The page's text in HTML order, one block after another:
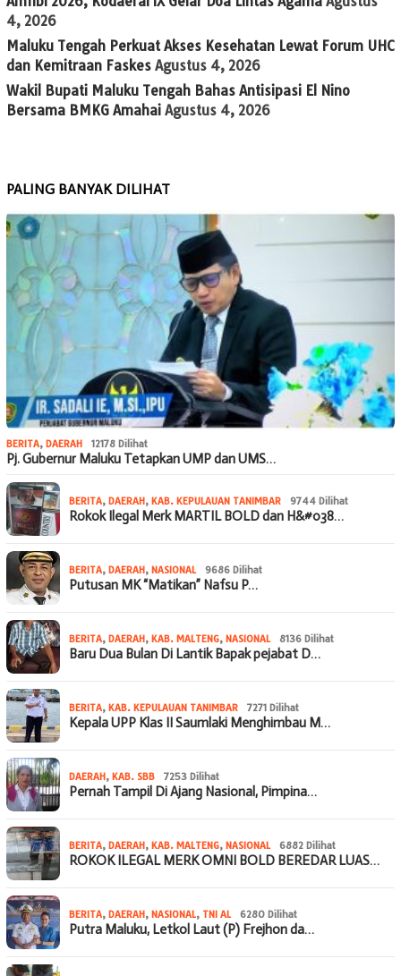
4, 2026
Maluku Tengah Perkuat Akses Kesehatan Lewat Forum UHC
dan Kemitraan Faskes Agustus 4, 2026
Wakil Bupati Maluku Tengah Bahas Antisipasi El Nino
Bersama BMKG Amahai Agustus 4, 2026
PALING BANYAK DILIHAT
BERITA, DAERAH 12178 Dilihat
Pj. Gubernur Maluku Tetapkan UMP dan UMS…
BERITA, DAERAH, KAB. KEPULAUAN TANIMBAR 9744 Dilihat
Rokok Ilegal Merk MARTIL BOLD dan H&#038…
BERITA, DAERAH, NASIONAL 9686 Dilihat
Putusan MK “Matikan” Nafsu P…
BERITA, DAERAH, KAB. MALTENG, NASIONAL 8136 Dilihat
Baru Dua Bulan Di Lantik Bapak pejabat D…
BERITA, KAB. KEPULAUAN TANIMBAR 7271 Dilihat
Kepala UPP Klas II Saumlaki Menghimbau M…
DAERAH, KAB. SBB 7253 Dilihat
Pernah Tampil Di Ajang Nasional, Pimpina…
BERITA, DAERAH, KAB. MALTENG, NASIONAL 6882 Dilihat
ROKOK ILEGAL MERK OMNI BOLD BEREDAR LUAS…
BERITA, DAERAH, NASIONAL, TNI AL 6280 Dilihat
Putra Maluku, Letkol Laut (P) Frejhon da…